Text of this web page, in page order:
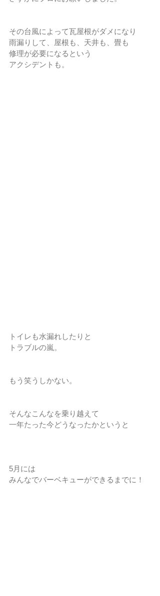
その台風によって瓦屋根がダメになり
雨漏りして、屋根も、天井も、畳も
修理が必要になるという
アクシデントも。
トイレも水漏れしたりと
トラブルの嵐。
もう笑うしかない。
そんなこんなを乗り越えて
一年たった今どうなったかというと
5月には
みんなでバーベキューができるまでに！